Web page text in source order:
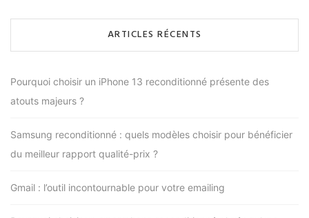
ARTICLES RÉCENTS
Pourquoi choisir un iPhone 13 reconditionné présente des
atouts majeurs ?
Samsung reconditionné : quels modèles choisir pour bénéficier
du meilleur rapport qualité-prix ?
Gmail : l’outil incontournable pour votre emailing